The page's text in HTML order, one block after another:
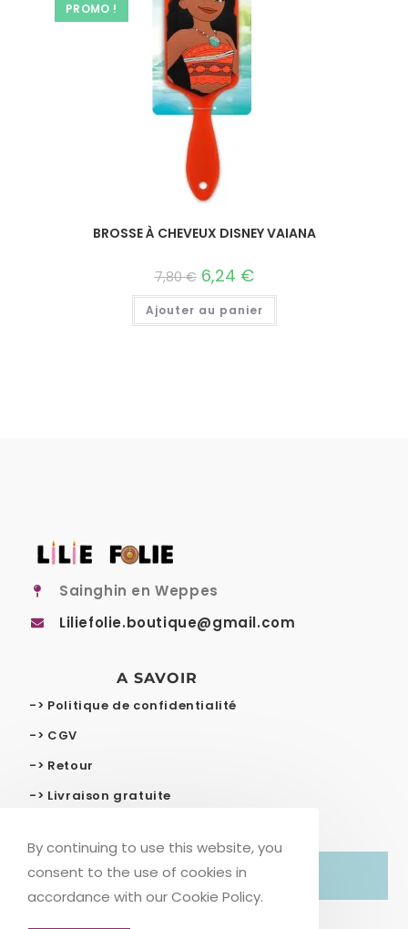
PROMO !
BROSSE À CHEVEUX DISNEY VAIANA
7,80€ 6,24 €
Ajouter au panier
Sainghin en Weppes
Liliefolie.boutique@gmail.com
A SAVOIR
-> Politique de confidentialité
-> CGV
-> Retour
-> Livraison gratuite
© COPYRIGHT – LILIE FOLIE
By continuing to use this website, you
consent to the use of cookies in
accordance with our Cookie Policy.